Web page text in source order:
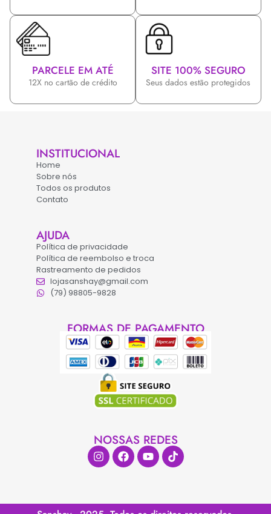
PARCELE EM ATÉ
12X no cartão de crédito
SITE 100% SEGURO
Seus dados estão protegidos
INSTITUCIONAL
Home
Sobre nós
Todos os produtos
Contato
AJUDA
Política de privacidade
Política de reembolso e troca
Rastreamento de pedidos
lojasanshay@gmail.com
(79) 98805-9828
FORMAS DE PAGAMENTO
NOSSAS REDES